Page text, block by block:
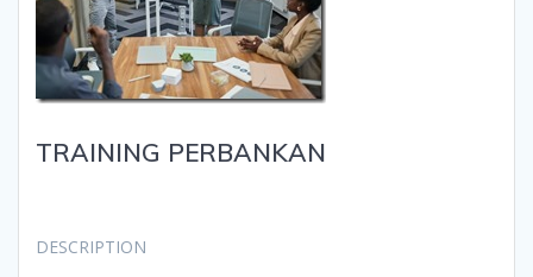
TRAINING PERBANKAN
DESCRIPTION